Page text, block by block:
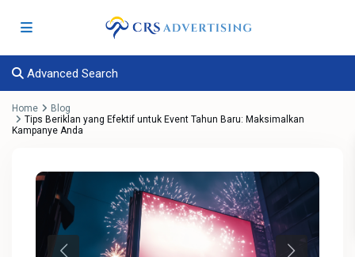
Advanced Search
Home
Blog
Tips Beriklan yang Efektif untuk Event Tahun Baru: Maksimalkan
Kampanye Anda